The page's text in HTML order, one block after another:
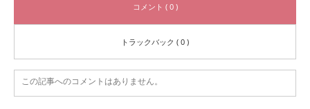
コメント ( 0 )
トラックバック ( 0 )
この記事へのコメントはありません。